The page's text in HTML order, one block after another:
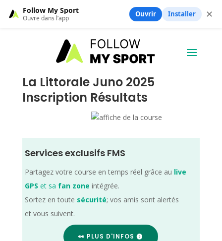
La Littorale Juno 2025
Inscription Résultats
Services exclusifs FMS
Partagez votre course en temps réel grâce au live
GPS et sa fan zone intégrée.
Sortez en toute sécurité; vos amis sont alertés
et vous suivent.
👀 PLUS D'INFOS
Follow My Sport
Ouvre dans l’app Ouvrir Installer ✕